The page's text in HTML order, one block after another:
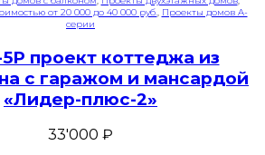
от 20 000 до 40 000 руб., Проекты домов A-
серии
проект коттеджа из
с гаражом и мансардой
«Лидер-плюс-2»
33'000 ₽